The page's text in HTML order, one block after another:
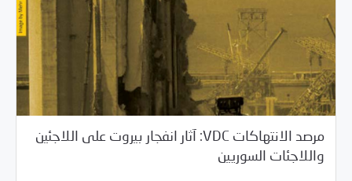
مرصد الانتهاكات VDC: آثار انفجار بيروت على اللاجئين
واللاجئات السوريين
12/23/2020 مرصد الانتهاكات